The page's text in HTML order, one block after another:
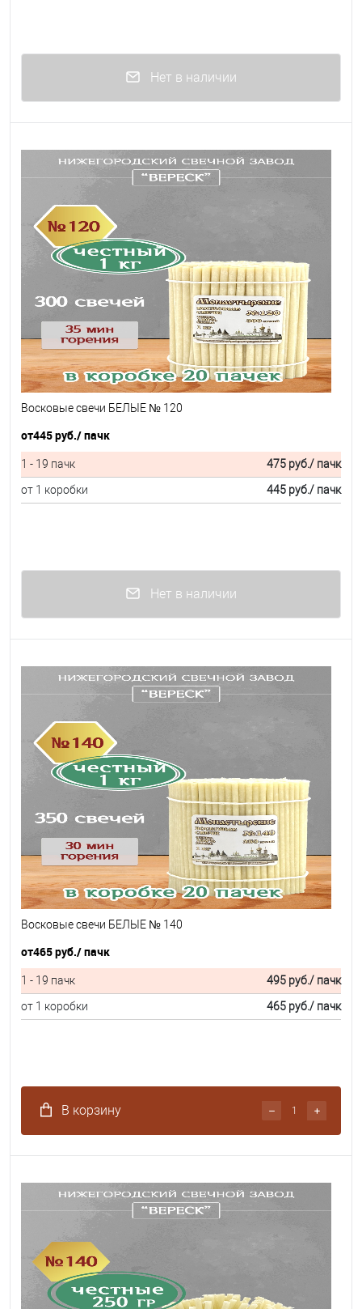
Нет в наличии
Восковые свечи БЕЛЫЕ № 120
от445 руб./ пачк
1 - 19 пачк 475 руб./ пачк
от 1 коробки
445 руб./ пачк
Нет в наличии
Восковые свечи БЕЛЫЕ № 140
от465 руб./ пачк
1 - 19 пачк 495 руб./ пачк
от 1 коробки
465 руб./ пачк
В корзину